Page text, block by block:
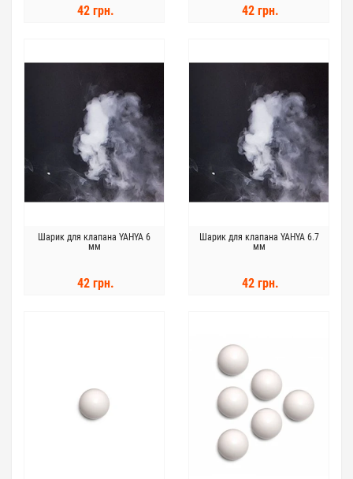
42 грн. 42 грн.
Шарик для клапана YAHYA 6
мм
42 грн.
Шарик для клапана YAHYA 6.7
мм
42 грн.